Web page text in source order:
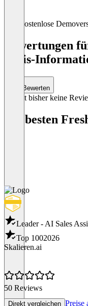
Kostenlose
Bewertungen
Preis-
Bewerten
Es gibt bisher keine
Die besten
Leader - AI Sales
Top 1002026
Skalieren.ai
50 Reviews
Direkt vergleichen Preise